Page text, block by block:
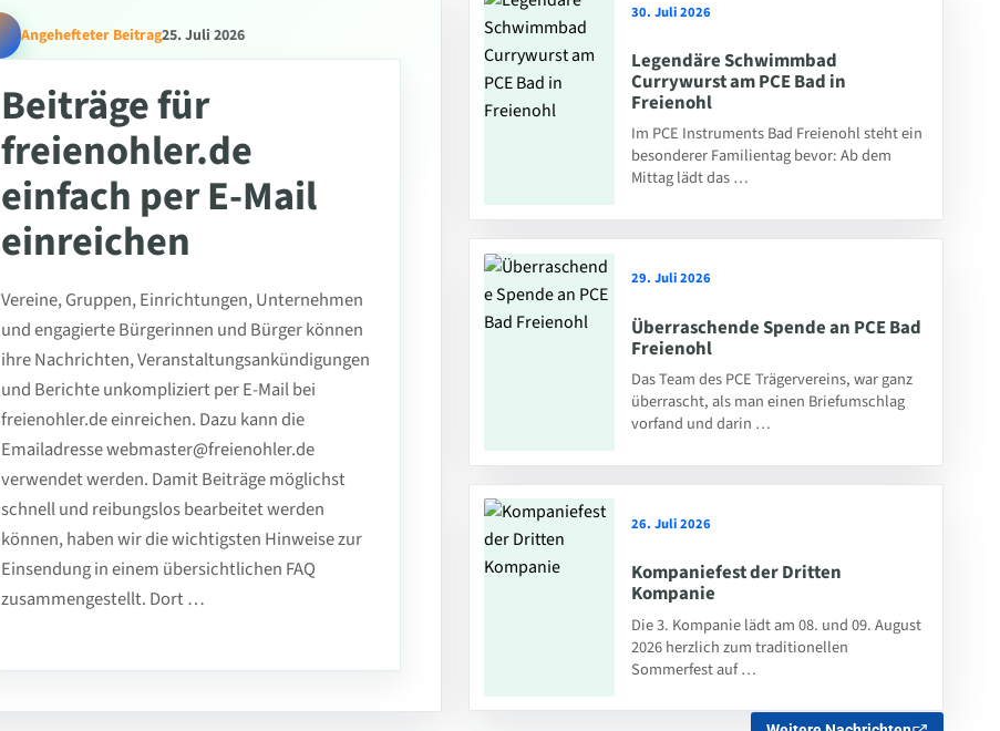
Angehefteter Beitrag25. Juli 2026
Beiträge für
freienohler.de
einfach per E-Mail
einreichen
Vereine, Gruppen, Einrichtungen, Unternehmen
und engagierte Bürgerinnen und Bürger können
ihre Nachrichten, Veranstaltungsankündigungen
und Berichte unkompliziert per E-Mail bei
freienohler.de einreichen. Dazu kann die
Emailadresse webmaster@freienohler.de
verwendet werden. Damit Beiträge möglichst
schnell und reibungslos bearbeitet werden
können, haben wir die wichtigsten Hinweise zur
Einsendung in einem übersichtlichen FAQ
zusammengestellt. Dort …
30. Juli 2026
Legendäre Schwimmbad
Currywurst am PCE Bad in
Freienohl
Im PCE Instruments Bad Freienohl steht ein
besonderer Familientag bevor: Ab dem
Mittag lädt das …
29. Juli 2026
Überraschende Spende an PCE Bad
Freienohl
Das Team des PCE Trägervereins, war ganz
überrascht, als man einen Briefumschlag
vorfand und darin …
26. Juli 2026
Kompaniefest der Dritten
Kompanie
Die 3. Kompanie lädt am 08. und 09. August
2026 herzlich zum traditionellen
Sommerfest auf …